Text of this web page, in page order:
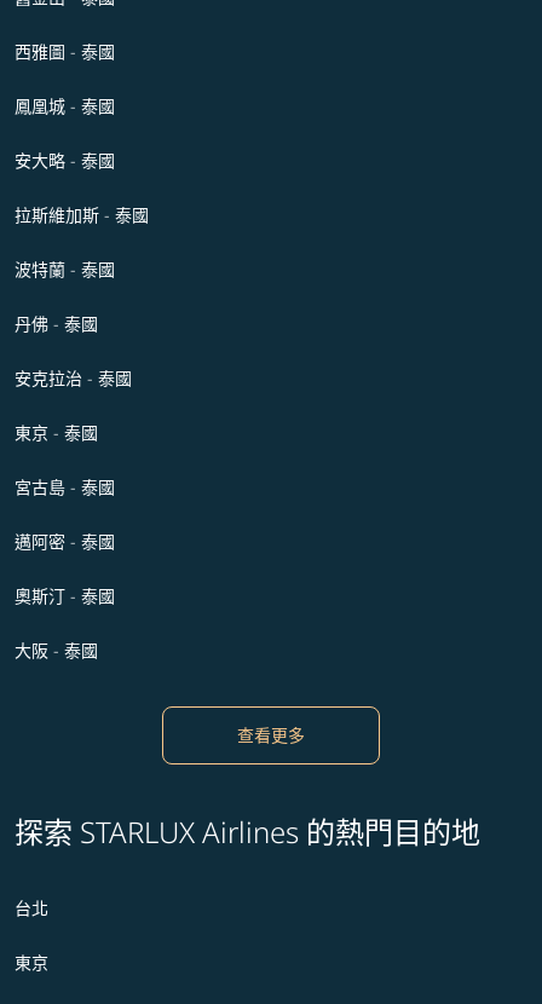
西雅圖 - 泰國
鳳凰城 - 泰國
安大略 - 泰國
拉斯維加斯 - 泰國
波特蘭 - 泰國
丹佛 - 泰國
安克拉治 - 泰國
東京 - 泰國
宮古島 - 泰國
邁阿密 - 泰國
奧斯汀 - 泰國
大阪 - 泰國
查看更多
探索 STARLUX Airlines 的熱門目的地
台北
東京